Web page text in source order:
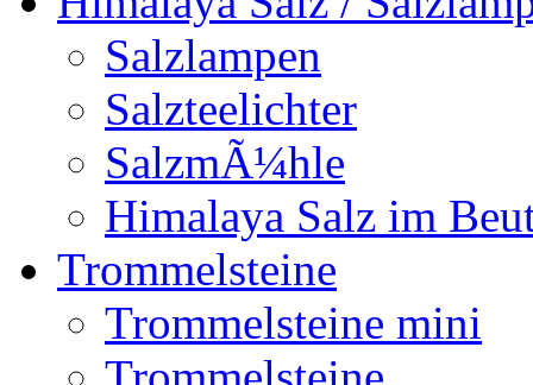
Salzlampen
Salzteelichter
SalzmÃ¼hle
Himalaya Salz im
Trommelsteine
Trommelsteine mini